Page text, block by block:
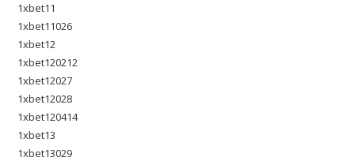
1xbet11
1xbet11026
1xbet12
1xbet120212
1xbet12027
1xbet12028
1xbet120414
1xbet13
1xbet13029